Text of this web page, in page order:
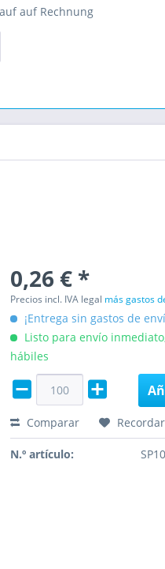
auf Rechnung
0,26 € *
Precios incl. IVA legal más gastos
¡Entrega sin gastos de
Listo para envío
hábiles
Comparar Recordar
N.º artículo: